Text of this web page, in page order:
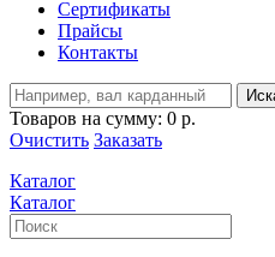
Сертификаты
Прайсы
Контакты
Товаров на сумму: 0 р.
Очистить Заказать
Каталог
Каталог